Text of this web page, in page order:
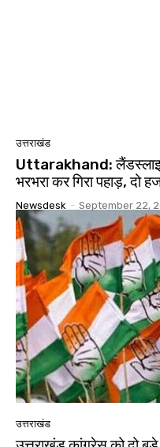
उत्तराखंड
Uttarakhand:
भरभरा कर गिरा पहाड़, दो
Newsdesk - September 22,
उत्तराखंड